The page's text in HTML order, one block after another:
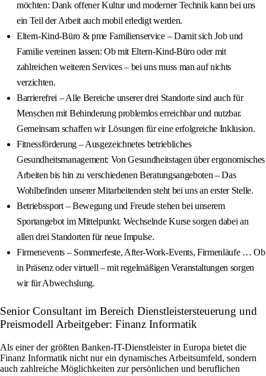
möchten: Dank offener Kultur und moderner Technik kann bei uns
ein Teil der Arbeit auch mobil erledigt werden.
Eltern‑Kind‑Büro & pme Familienservice – Damit sich Job und
Familie vereinen lassen: Ob mit Eltern‑Kind‑Büro oder mit
zahlreichen weiteren Services – bei uns muss man auf nichts
verzichten.
Barrierefrei – Alle Bereiche unserer drei Standorte sind auch für
Menschen mit Behinderung problemlos erreichbar und nutzbar.
Gemeinsam schaffen wir Lösungen für eine erfolgreiche Inklusion.
Fitnessförderung – Ausgezeichnetes betriebliches
Gesundheitsmanagement: Von Gesundheitstagen über ergonomisches
Arbeiten bis hin zu verschiedenen Beratungsangeboten – Das
Wohlbefinden unserer Mitarbeitenden steht bei uns an erster Stelle.
Betriebssport – Bewegung und Freude stehen bei unserem
Sportangebot im Mittelpunkt. Wechselnde Kurse sorgen dabei an
allen drei Standorten für neue Impulse.
Firmenevents – Sommerfeste, After‑Work‑Events, Firmenläufe … Ob
in Präsenz oder virtuell – mit regelmäßigen Veranstaltungen sorgen
wir für Abwechslung.
Senior Consultant im Bereich Dienstleistersteuerung und
Preismodell Arbeitgeber: Finanz Informatik
Als einer der größten Banken-IT-Dienstleister in Europa bietet die
Finanz Informatik nicht nur ein dynamisches Arbeitsumfeld, sondern
auch zahlreiche Möglichkeiten zur persönlichen und beruflichen